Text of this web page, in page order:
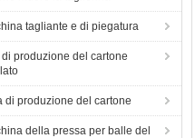
tagliante e di piegatura
di produzione del cartone
di produzione del cartone
della pressa per balle del